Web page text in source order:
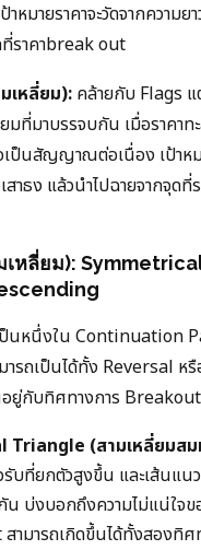
มายราคาจะวัดจากความยา
ที่ราคาbreak out
เหลี่ยม): คล้ายกับ Flags
มที่มาบรรจบกัน เมื่อราคา
ป็นสัญญาณต่อเนื่อง เป้าหม
สาธง แล้วนำไปฉายจากจุด
หลี่ยม):
ป็นหนึ่งใน Continuation
รถเป็นได้ทั้ง Reversal หรื
ยู่กับทิศทางการ Breakout
Triangle (สามเหลี่ยมสม
รับที่ยกตัวสูงขึ้น และเส้นแน
น บ่งบอกถึงความไม่แน่ใจข
ามารถเกิดขึ้นได้ทั้งสองทิศ